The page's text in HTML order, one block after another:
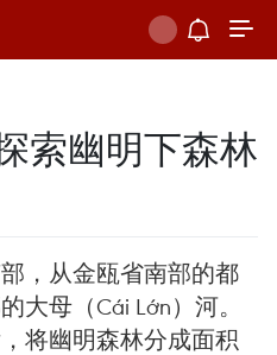
索幽明下森林
，从金瓯省南部的都
大母（Cái Lớn）河。
将幽明森林分成面积